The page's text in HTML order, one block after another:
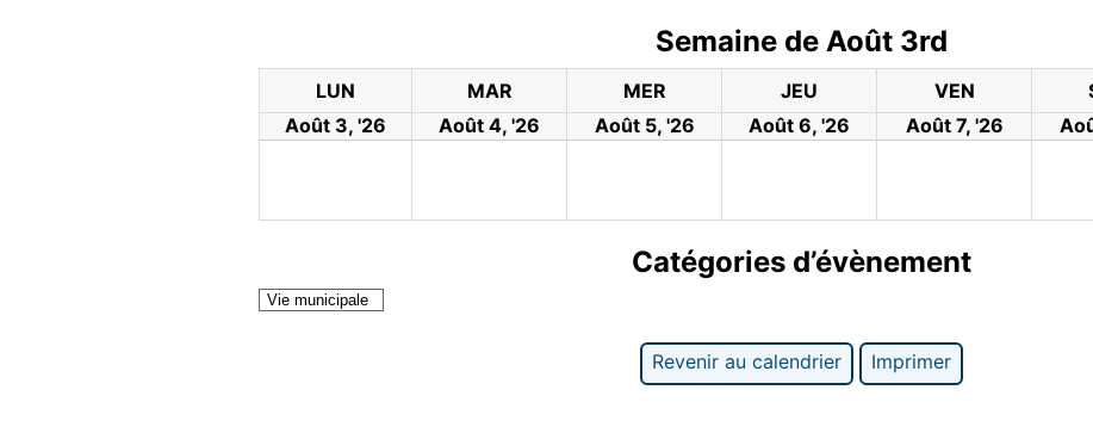
Semaine de Août 3rd
LUN MAR MER JEU VEN
Août 3, '26
Août 4, '26 Août 5, '26 Août 6, '26 Août 7, '26
Catégories d’évènement
Vie municipale
Revenir au calendrier Imprimer